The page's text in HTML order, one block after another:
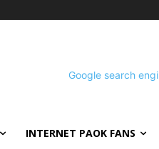
INTERNET PAOK FANS